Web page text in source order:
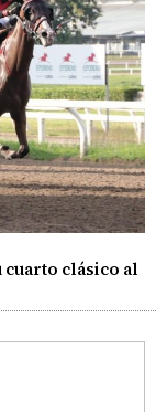
cuarto clásico al